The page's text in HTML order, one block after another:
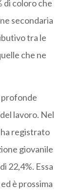
di coloro che
secondaria
tra le
che ne
profonde
lavoro. Nel
ha registrato
giovanile
22,4%. Essa
è prossima